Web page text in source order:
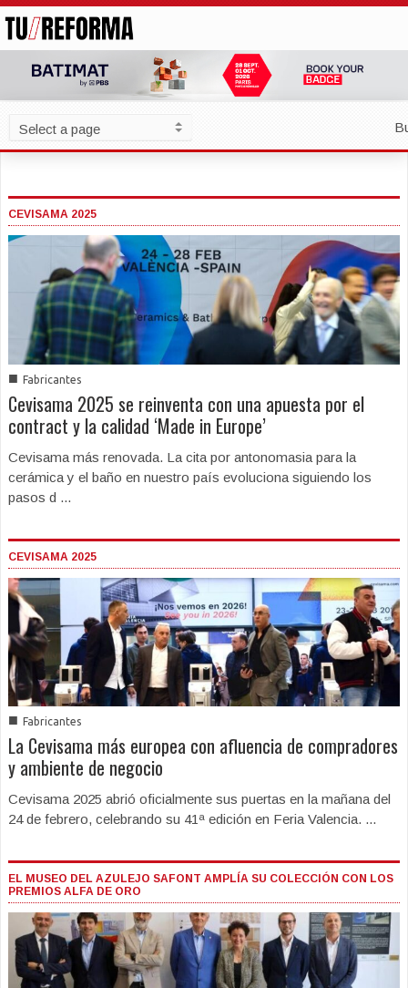
CEVISAMA 2025
■ Fabricantes
Cevisama 2025 se reinventa con una apuesta por el
contract y la calidad ‘Made in Europe’
Cevisama más renovada. La cita por antonomasia para la
cerámica y el baño en nuestro país evoluciona siguiendo los
pasos d ...
CEVISAMA 2025
■ Fabricantes
La Cevisama más europea con afluencia de compradores
y ambiente de negocio
Cevisama 2025 abrió oficialmente sus puertas en la mañana del
24 de febrero, celebrando su 41ª edición en Feria Valencia. ...
EL MUSEO DEL AZULEJO SAFONT AMPLÍA SU COLECCIÓN CON LOS
PREMIOS ALFA DE ORO